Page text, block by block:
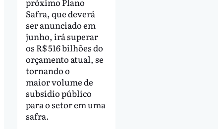
Safra, que deverá
ser anunciado em
junho, irá superar
os R$ 516 bilhões do
orçamento atual, se
tornando o
maior volume de
subsídio público
para o setor em uma
safra.